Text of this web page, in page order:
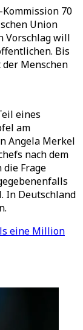
70
Union
Vorschlag will
Bis
Menschen
eines
am
Angela Merkel
nach dem
die Frage
In Deutschland
eine Million